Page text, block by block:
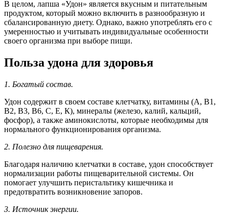
В целом, лапша «Удон» является вкусным и питательным
продуктом, который можно включить в разнообразную и
сбалансированную диету. Однако, важно употреблять его с
умеренностью и учитывать индивидуальные особенности
своего организма при выборе пищи.
Польза удона для здоровья
1. Богатый состав.
Удон содержит в своем составе клетчатку, витамины (А, В1,
В2, В3, В6, С, Е, К), минералы (железо, калий, кальций,
фосфор), а также аминокислоты, которые необходимы для
нормального функционирования организма.
2. Полезно для пищеварения.
Благодаря наличию клетчатки в составе, удон способствует
нормализации работы пищеварительной системы. Он
помогает улучшить перистальтику кишечника и
предотвратить возникновение запоров.
3. Источник энергии.